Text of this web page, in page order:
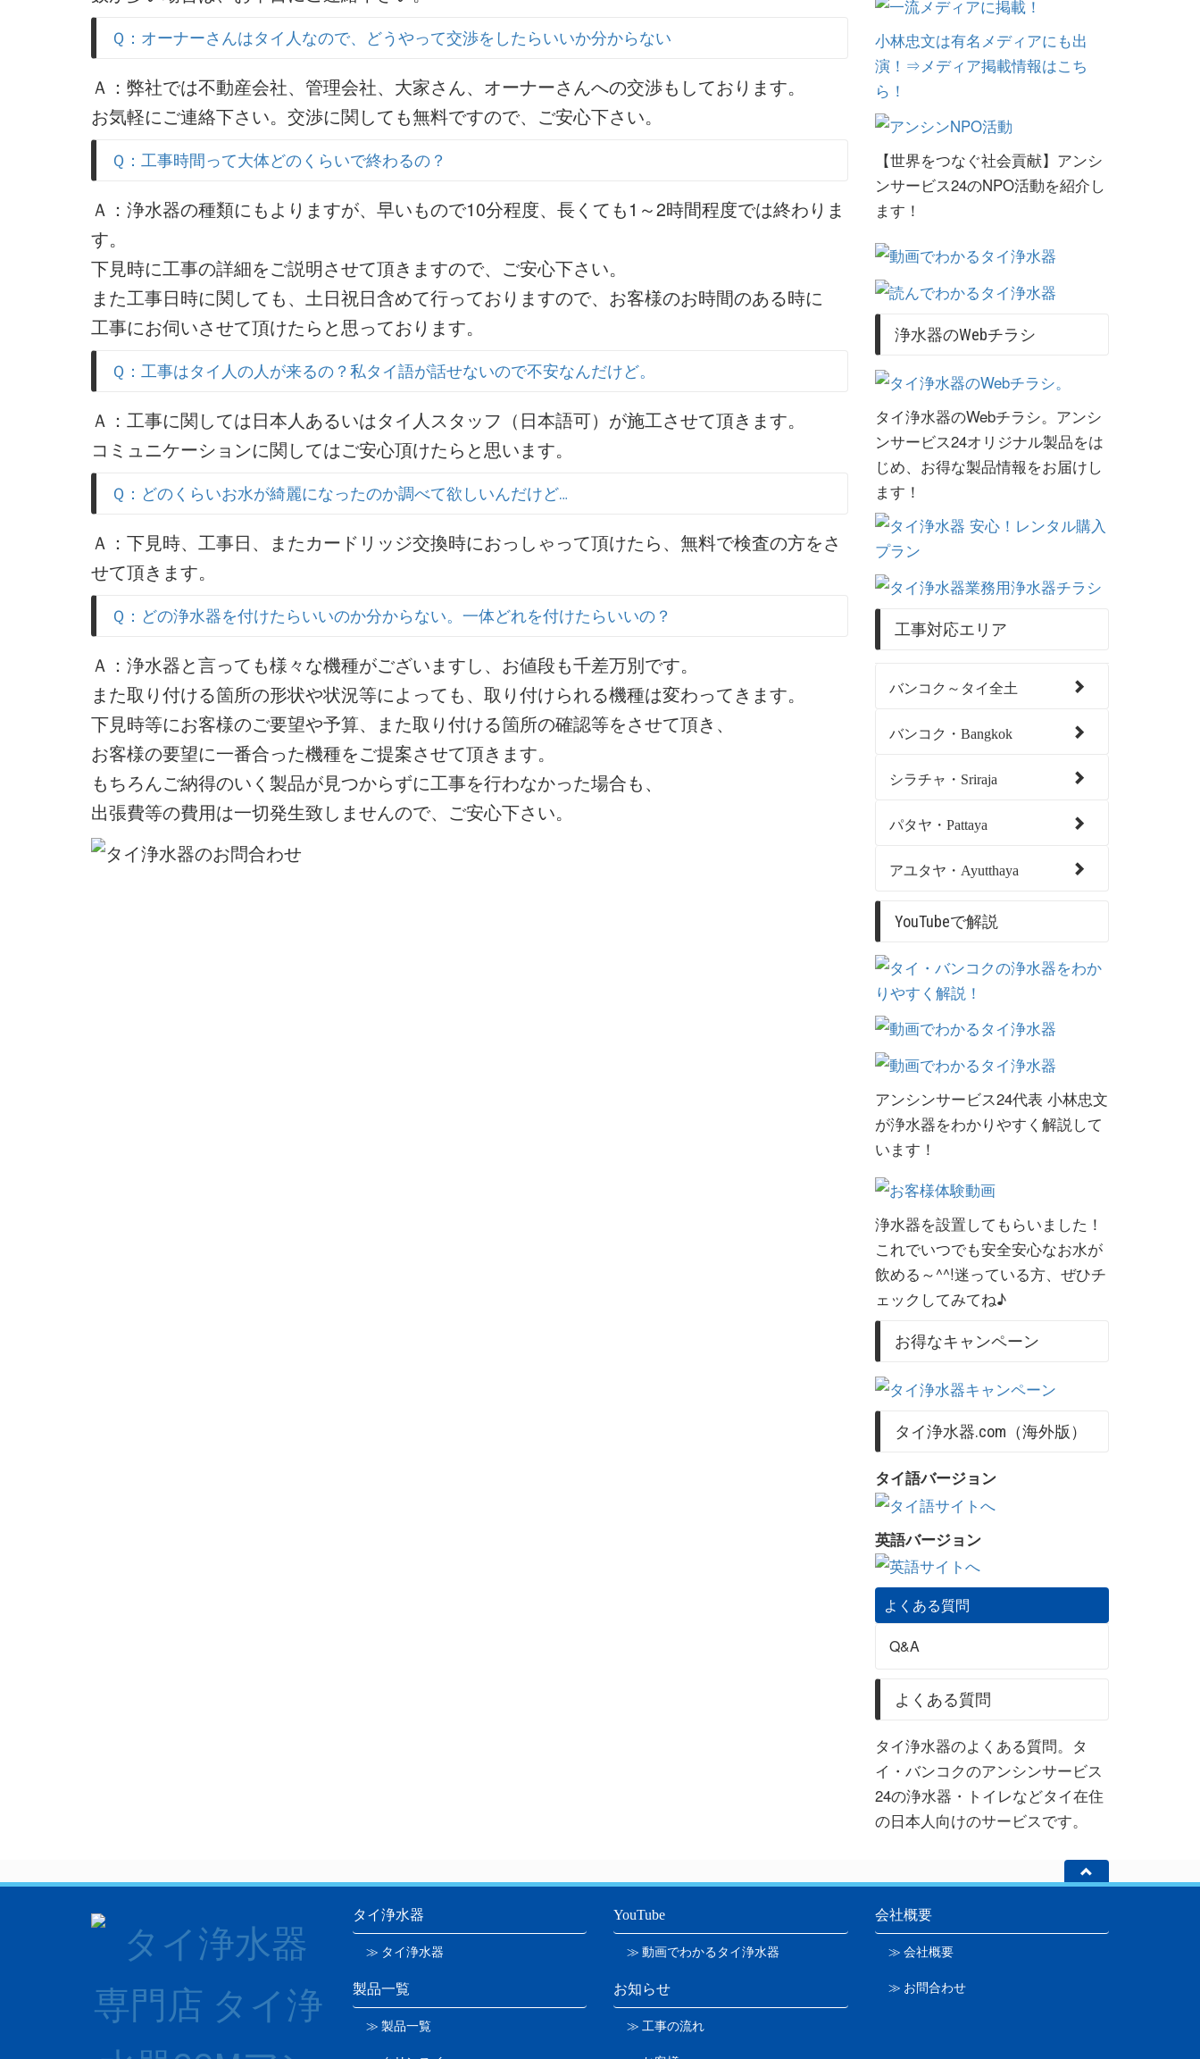
Ｑ：オーナーさんはタイ人なので、どうやって交渉をしたらいいか分からない
Ａ：弊社では不動産会社、管理会社、大家さん、オーナーさんへの交渉もしております。
お気軽にご連絡下さい。交渉に関しても無料ですので、ご安心下さい。
Ｑ：工事時間って大体どのくらいで終わるの？
Ａ：浄水器の種類にもよりますが、早いもので10分程度、長くても1～2時間程度では終わりま
す。
下見時に工事の詳細をご説明させて頂きますので、ご安心下さい。
また工事日時に関しても、土日祝日含めて行っておりますので、お客様のお時間のある時に
工事にお伺いさせて頂けたらと思っております。
Ｑ：工事はタイ人の人が来るの？私タイ語が話せないので不安なんだけど。
Ａ：工事に関しては日本人あるいはタイ人スタッフ（日本語可）が施工させて頂きます。
コミュニケーションに関してはご安心頂けたらと思います。
Ｑ：どのくらいお水が綺麗になったのか調べて欲しいんだけど…
Ａ：下見時、工事日、またカードリッジ交換時におっしゃって頂けたら、無料で検査の方をさ
せて頂きます。
Ｑ：どの浄水器を付けたらいいのか分からない。一体どれを付けたらいいの？
Ａ：浄水器と言っても様々な機種がございますし、お値段も千差万別です。
また取り付ける箇所の形状や状況等によっても、取り付けられる機種は変わってきます。
下見時等にお客様のご要望や予算、また取り付ける箇所の確認等をさせて頂き、
お客様の要望に一番合った機種をご提案させて頂きます。
もちろんご納得のいく製品が見つからずに工事を行わなかった場合も、
出張費等の費用は一切発生致しませんので、ご安心下さい。
小林忠文は有名メディアにも出
演！⇒メディア掲載情報はこち
ら！
【世界をつなぐ社会貢献】アンシ
ンサービス24のNPO活動を紹介し
ます！
浄水器のWebチラシ
タイ浄水器のWebチラシ。アンシ
ンサービス24オリジナル製品をは
じめ、お得な製品情報をお届けし
ます！
工事対応エリア
バンコク～タイ全土
バンコク・Bangkok
シラチャ・Sriraja
パタヤ・Pattaya
アユタヤ・Ayutthaya
YouTubeで解説
アンシンサービス24代表 小林忠文
が浄水器をわかりやすく解説して
います！
浄水器を設置してもらいました！
これでいつでも安全安心なお水が
飲める～^^!迷っている方、ぜひチ
ェックしてみてね♪
お得なキャンペーン
タイ浄水器.com（海外版）
タイ語バージョン
英語バージョン
よくある質問
Q&A
よくある質問
タイ浄水器のよくある質問。タ
イ・バンコクのアンシンサービス
24の浄水器・トイレなどタイ在住
の日本人向けのサービスです。
タイ浄水器
≫ タイ浄水器
製品一覧
≫ 製品一覧
YouTube
≫ 動画でわかるタイ浄水器
お知らせ
≫ 工事の流れ
会社概要
≫ 会社概要
≫ お問合わせ